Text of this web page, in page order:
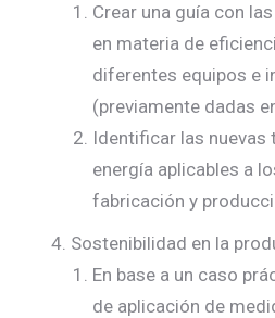
Crear una guía con
en materia de
diferentes equipos e
(previamente dadas
Identificar las nuevas
energía aplicables a
fabricación y
Sostenibilidad en la
En base a un caso
de aplicación de